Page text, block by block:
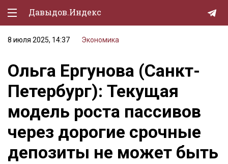
Давыдов.Индекс
Политическая жизнь
Экономика
Природа
Образование
Спорт
Культура
8 июля 2025, 14:37 Экономика
Ольга Ергунова (Санкт-
Петербург): Текущая
модель роста пассивов
через дорогие срочные
депозиты не может быть